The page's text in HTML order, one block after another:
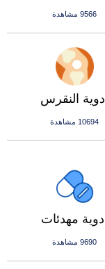
9566 مشاهدة
ادوية النقرس
10694 مشاهدة
ادوية مهدئات
9690 مشاهدة